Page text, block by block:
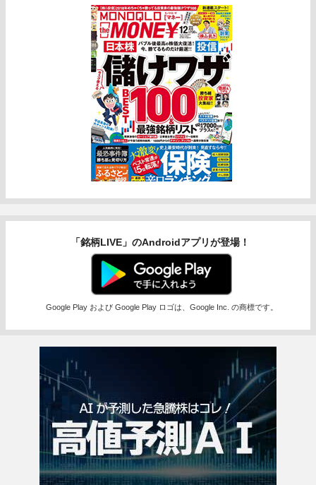
「銘柄LIVE」のAndroidアプリが登場！
Google Play および Google Play ロゴは、Google Inc. の商標です。